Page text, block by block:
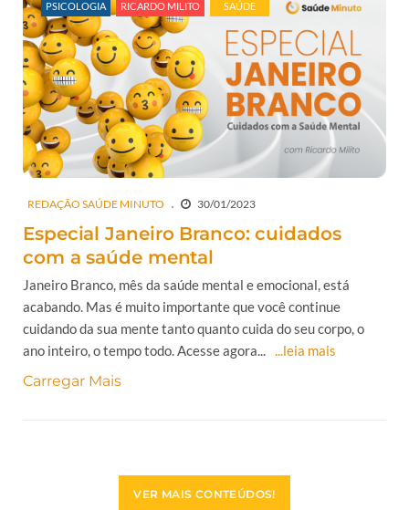
PSICOLOGIA RICARDO MILITO SAÚDE
REDAÇÃO SAÚDE MINUTO 30/01/2023
Especial Janeiro Branco: cuidados
com a saúde mental
Janeiro Branco, mês da saúde mental e emocional, está
acabando. Mas é muito importante que você continue
cuidando da sua mente tanto quanto cuida do seu corpo, o
ano inteiro, o tempo todo. Acesse agora... ...leia mais
Carregar Mais
VER MAIS CONTEÚDOS!